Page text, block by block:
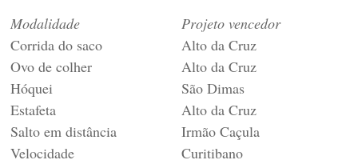
Modalidade
Projeto vencedor
Corrida do saco
Alto da Cruz
Ovo de colher
Alto da Cruz
Hóquei
São Dimas
Estafeta
Alto da Cruz
Salto em distância
Irmão Caçula
Velocidade
Curitibano